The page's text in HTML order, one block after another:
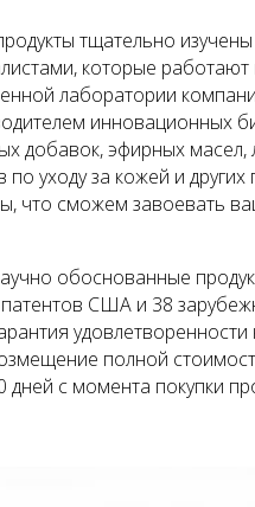
тщательно
которые работают
лаборатории
инновационных
добавок, эфирных
по уходу за кожей и
что сможем завоевать
обоснованные
США и 38
удовлетворенности
полной
дней с момента покупки